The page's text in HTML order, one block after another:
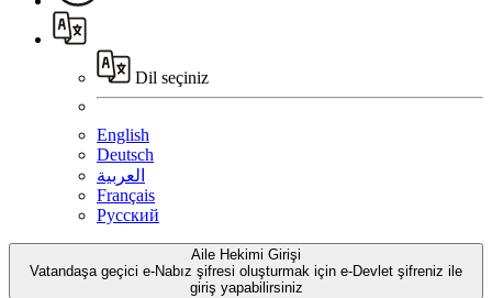
Dil seçiniz
English
Deutsch
العربية
Français
Русский
Aile Hekimi Girişi
Vatandaşa geçici e-Nabız şifresi oluşturmak için e-Devlet şifreniz ile
giriş yapabilirsiniz